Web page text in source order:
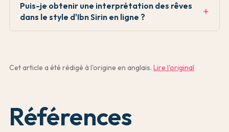
Puis-je obtenir une interprétation des rêves
dans le style d'Ibn Sirin en ligne ?
Cet article a été rédigé à l'origine en anglais. Lire l'original
Références